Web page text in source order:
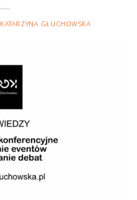
KATARZYNA GŁUCHOWSKA